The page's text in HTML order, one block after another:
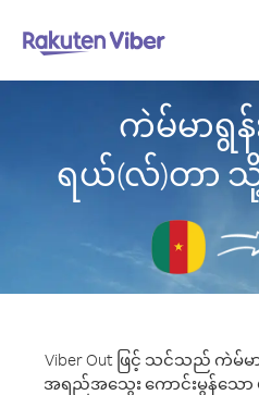
ကဲမ်မာရွန်
ရယ်(လ်)တာ သို့
Viber Out ဖြင့် သင်သည် ကဲမ်
အရည်အသွေး ကောင်းမွန်သော